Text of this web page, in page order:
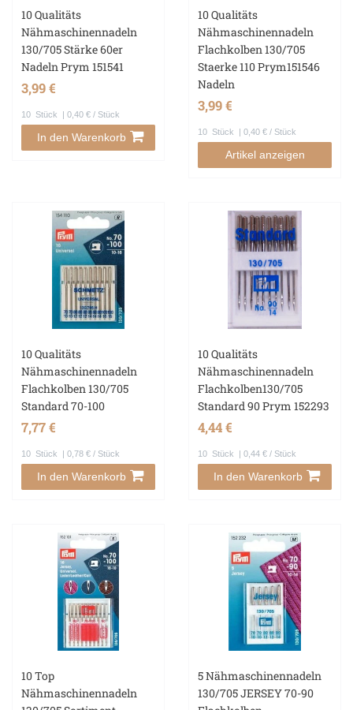
10 Qualitäts
Nähmaschinennadeln
130/705 Stärke 60er
Nadeln Prym 151541
3,99 €
10 Stück | 0,40 € / Stück
In den Warenkorb
10 Qualitäts
Nähmaschinennadeln
Flachkolben 130/705
Staerke 110 Prym151546
Nadeln
3,99 €
10 Stück | 0,40 € / Stück
Artikel anzeigen
10 Qualitäts
Nähmaschinennadeln
Flachkolben 130/705
Standard 70-100
7,77 €
10 Stück | 0,78 € / Stück
In den Warenkorb
10 Qualitäts
Nähmaschinennadeln
Flachkolben130/705
Standard 90 Prym 152293
4,44 €
10 Stück | 0,44 € / Stück
In den Warenkorb
10 Top
Nähmaschinennadeln
5 Nähmaschinennadeln
130/705 JERSEY 70-90